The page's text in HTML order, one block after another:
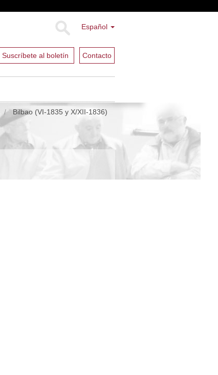
Español
Suscríbete al boletín Contacto
Bilbao (VI-1835 y X/XII-1836)